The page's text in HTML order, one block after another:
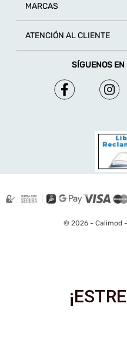
MARCAS
ATENCIÓN AL CLIENTE
SÍGUENOS EN
© 2026 - Calimod